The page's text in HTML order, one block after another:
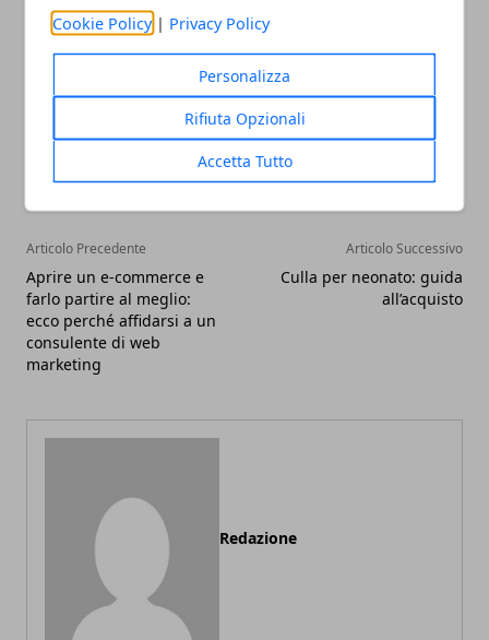
Cookie Policy | Privacy Policy
Personalizza
Rifiuta Opzionali
Accetta Tutto
Whatsapp
Articolo Precedente
Aprire un e-commerce e
farlo partire al meglio:
ecco perché affidarsi a un
consulente di web
marketing
Articolo Successivo
Culla per neonato: guida
all’acquisto
Redazione